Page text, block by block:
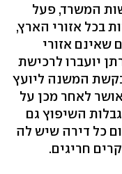
המשרד, פעל
בכל אזורי הארץ,
שאינם אזורי
יועברו לרכישת
המשנה ליועץ
לאחר מכן על
השיפוץ גם
כל דירה שיש לה
חריגים.